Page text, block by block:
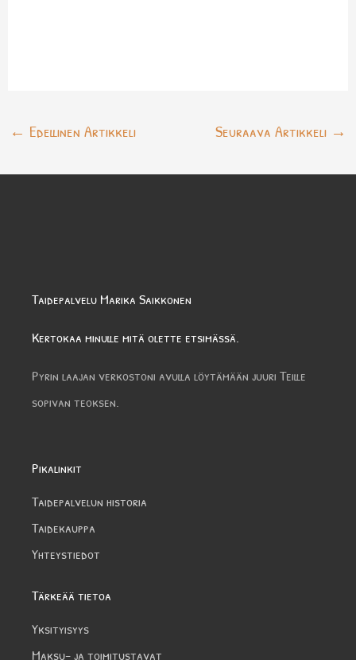
← Edellinen Artikkeli Seuraava Artikkeli →
Taidepalvelu Marika Saikkonen
Kertokaa minulle mitä olette etsimässä.
Pyrin laajan verkostoni avulla löytämään juuri Teille
sopivan teoksen.
Pikalinkit
Taidepalvelun historia
Taidekauppa
Yhteystiedot
Tärkeää tietoa
Yksityisyys
Maksu- ja toimitustavat